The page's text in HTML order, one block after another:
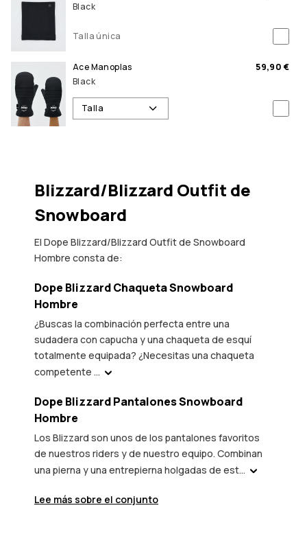
Black
Talla única
Ace Manoplas
Black
59,90 €
Talla
Blizzard/Blizzard Outfit de
Snowboard
El Dope Blizzard/Blizzard Outfit de Snowboard
Hombre consta de:
Dope Blizzard Chaqueta Snowboard
Hombre
¿Buscas la combinación perfecta entre una
sudadera con capucha y una chaqueta de esquí
totalmente equipada? ¿Necesitas una chaqueta
competente ...
Dope Blizzard Pantalones Snowboard
Hombre
Los Blizzard son unos de los pantalones favoritos
de nuestros riders y de nuestro equipo. Combinan
una pierna y una entrepierna holgadas de est...
Lee más sobre el conjunto